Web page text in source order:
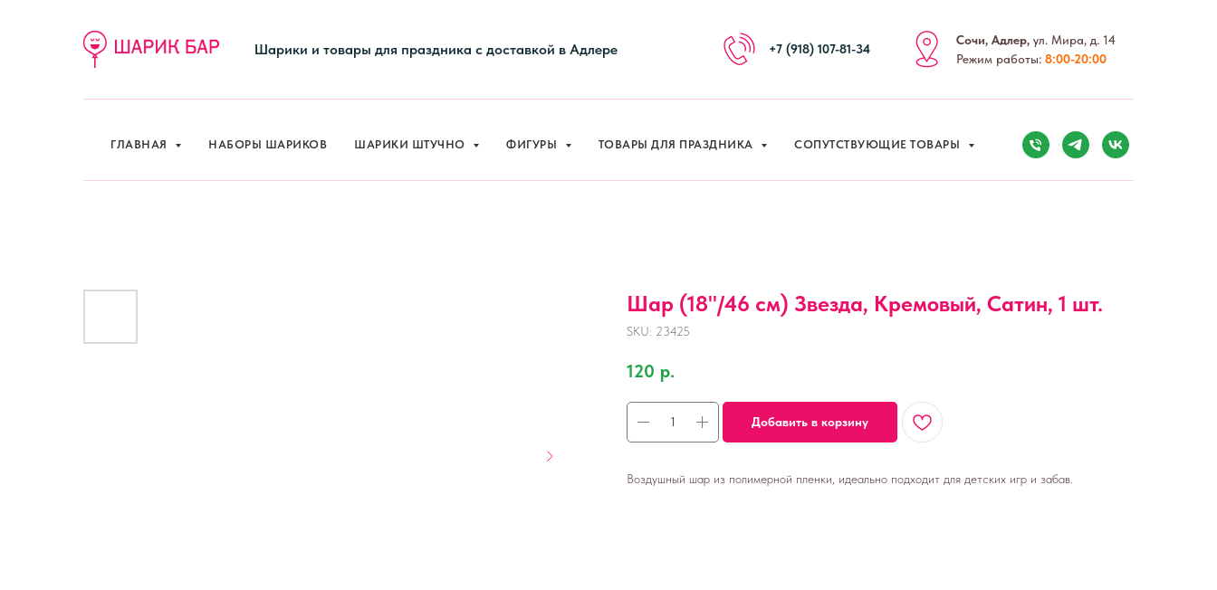
Шарики и товары для праздника с доставкой в Адлере +7 (918) 107-81-34
Сочи, Адлер, ул. Мира, д. 14
Режим работы: 8:00-20:00
ГЛАВНАЯ НАБОРЫ ШАРИКОВ ШАРИКИ ШТУЧНО ФИГУРЫ ТОВАРЫ ДЛЯ ПРАЗДНИКА СОПУТСТВУЮЩИЕ ТОВАРЫ
Шар (18''/46 см) Звезда, Кремовый, Сатин, 1 шт.
SKU: 23425
120 р.
Добавить в корзину
Воздушный шар из полимерной пленки, идеально подходит для детских игр и забав.